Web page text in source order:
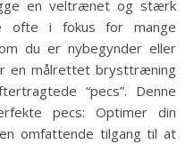
ofte i fokus for mange
du er nybegynder eller
en målrettet brysttræning
“pecs”. Denne
pecs: Optimer din
omfattende tilgang til at